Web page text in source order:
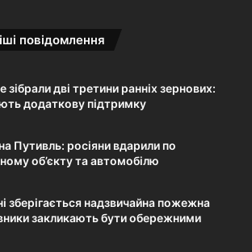
повідомлення
дві третини ранніх зернових:
додаткову підтримку
Путивль: росіяни вдарили по
об’єкту та автомобілю
зберігається надзвичайна пожежна
закликають бути обережними